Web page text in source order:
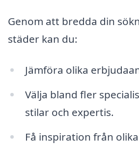
Genom att bredda din
städer kan du:
Jämföra olika
Välja bland fler
stilar och expertis.
Få inspiration från olika